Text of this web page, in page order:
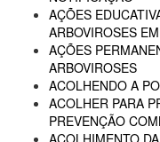
AÇÕES
ARBOVIROSES
AÇÕES
ARBOVIROSES
ACOLHENDO A
ACOLHER PARA
PREVENÇÃO
ACOLHIMENTO